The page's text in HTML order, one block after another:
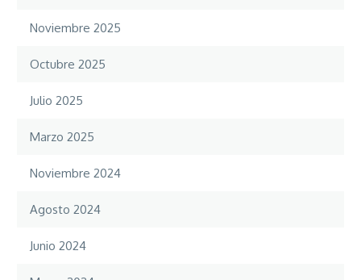
Noviembre 2025
Octubre 2025
Julio 2025
Marzo 2025
Noviembre 2024
Agosto 2024
Junio 2024